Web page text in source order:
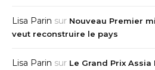
Lisa Parin sur Nouveau Premier
veut reconstruire le pays
Lisa Parin sur Le Grand Prix